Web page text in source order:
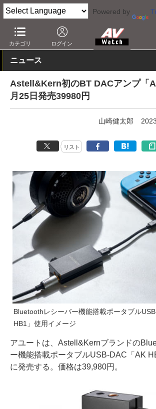
Powered by
カテゴリ ログイン
AV Watch 製品 USB DAC その他
ニュース
Astell&Kern初のBT DACアンプ「
月25日発売39980円
山崎健太郎
リスト
Bluetoothレシーバー機能搭載ポータブル
HB1」使用イメージ
アユートは、Astell&Kernブランドの
ー機能搭載ポータブルUSB-DAC「AK
に発売する。価格は39,980円。